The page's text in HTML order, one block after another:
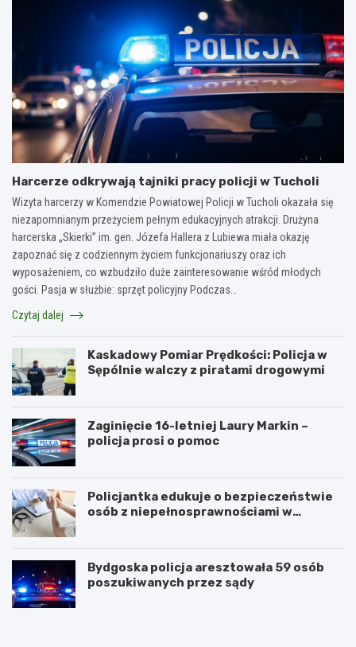
Harcerze odkrywają tajniki pracy policji w Tucholi
Wizyta harcerzy w Komendzie Powiatowej Policji w Tucholi okazała się
niezapomnianym przeżyciem pełnym edukacyjnych atrakcji. Drużyna
harcerska „Skierki” im. gen. Józefa Hallera z Lubiewa miała okazję
zapoznać się z codziennym życiem funkcjonariuszy oraz ich
wyposażeniem, co wzbudziło duże zainteresowanie wśród młodych
gości. Pasja w służbie: sprzęt policyjny Podczas…
Czytaj dalej
Kaskadowy Pomiar Prędkości: Policja w
Sępólnie walczy z piratami drogowymi
Zaginięcie 16-letniej Laury Markin –
policja prosi o pomoc
Policjantka edukuje o bezpieczeństwie
osób z niepełnosprawnościami w
Bydgoska policja aresztowała 59 osób
poszukiwanych przez sądy